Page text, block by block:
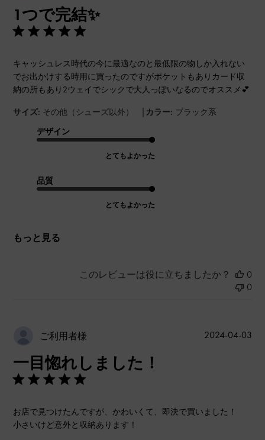
1つで完結✨️
キャッシュレス時代の今に最適なのと最低限の物しか入れない
でお出かけする時用に買ったのですがポケットもありカード収
納の所もあり2ウェイでシックで大人っぽいなるのでオススメ💕
サイズ: その他（シューズ以外） | カラー: ブラック系
デザイン
とてもよかった
品質
とてもよかった
もっと見る
このレビューは役に立ちましたか？
0
0
ご利用者様
一目惚れしました！
お店で見つけたんですが、かわいくて、即決で買いました！
小さいけど意外と収納あります！
公
2024-04-03